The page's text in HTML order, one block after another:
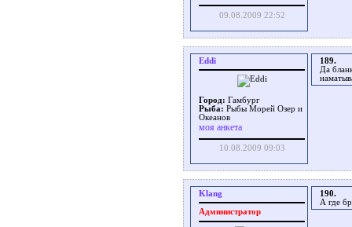
09.08.2009 22:52
Eddi
Город: Гамбург
Рыба: Рыбы Морей Озер и
Океанов
моя анкета
10.08.2009 09:03
189.
Да
Klang
Администратор
190.
А где